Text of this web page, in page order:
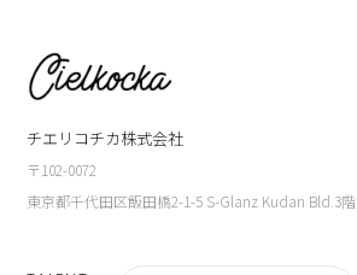
チエリコチカ株式会社
〒102-0072
東京都千代田区飯田橋2-1-5 S-Glanz Kudan Bld.3階